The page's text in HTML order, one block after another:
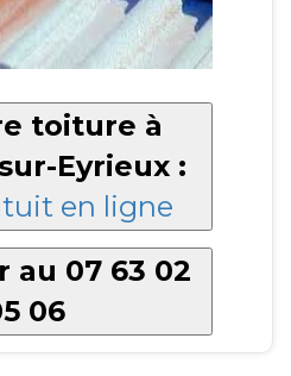
toiture à
Eyrieux :
en ligne
au 07 63 02
06